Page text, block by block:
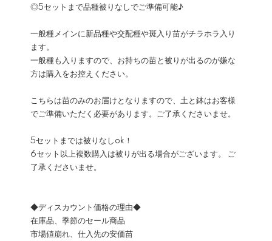
◎5セットまで品種被りなしでご準備可能♪
一般種メインに新品種や交配種や斑入り苗がチラホラ入り
ます。
一般種も入りますので、お持ちの苗と被りが出るのが嫌な
方は購入をお控えください。
こちらは苗のみのお届けとなりますので、土と鉢はお客様
でご準備いただく必要があります。ご了承くださいませ。
5セットまでは被りなしok！
6セット以上複数購入は被りが出る場合がございます。 ご
了承くださいませ。
◆ディスカウント価格の理由◆
在庫品、季節のセール商品
市場値崩れ、仕入先の安価苗